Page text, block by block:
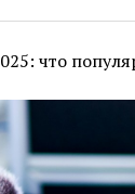
что